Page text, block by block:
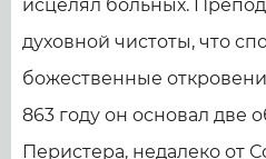
исцелял больных.
духовной чистоты, что
божественные
863 году он основал две
Перистера, недалеко от